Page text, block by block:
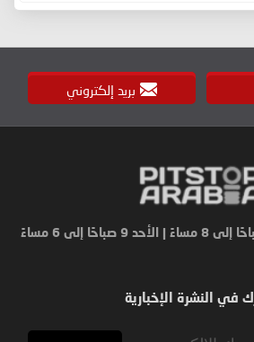
بريد إلكتروني
في النشرة الإخبارية